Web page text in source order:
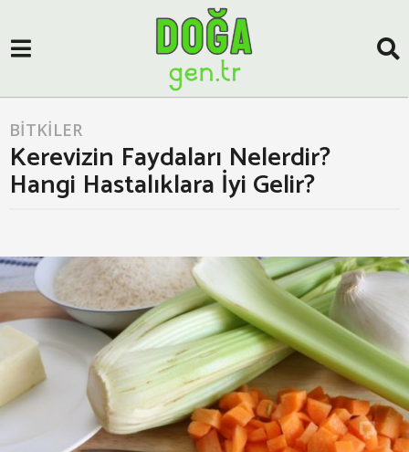
7
y
ı
l
o
ı
g
o
BITKILER
Kerevizin Faydaları Nelerdir?
Hangi Hastalıklara İyi Gelir?
d
i
n